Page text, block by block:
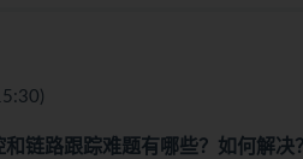
链路跟踪难题有哪些？如何解决？